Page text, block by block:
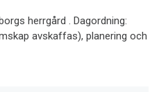
herrgård . Dagordning:
avskaffas), planering och